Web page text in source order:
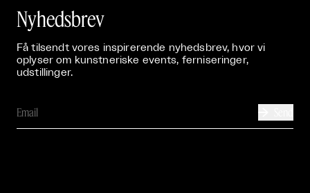
Nyhedsbrev
Få tilsendt vores inspirerende nyhedsbrev, hvor vi
oplyser om kunstneriske events, ferniseringer,
udstillinger.